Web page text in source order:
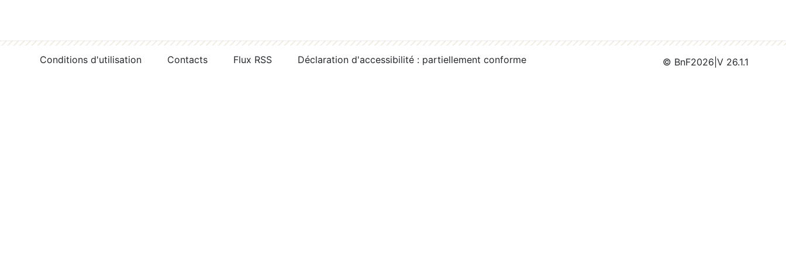
Conditions d'utilisation Contacts Flux RSS Déclaration d'accessibilité : partiellement conforme © BnF2026 V 26.1.1